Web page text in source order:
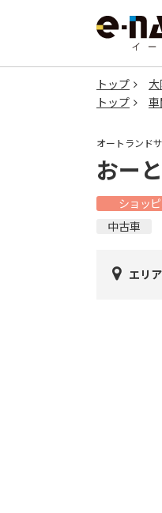
トップ
トップ
オートランド
おー
ショッ
中古車
エリア